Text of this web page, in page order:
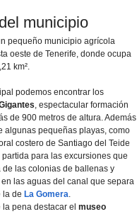
municipio
pequeño municipio agrícola
oeste de Tenerife, donde ocupa
km².
podemos encontrar los
, espectacular formación
de 900 metros de altura. Además
algunas pequeñas playas, como
costero de Santiago del Teide
para las excursiones que
las colonias de ballenas y
las aguas del canal que separa
la de La Gomera.
pena destacar el museo